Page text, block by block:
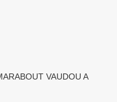
VAUDOU A